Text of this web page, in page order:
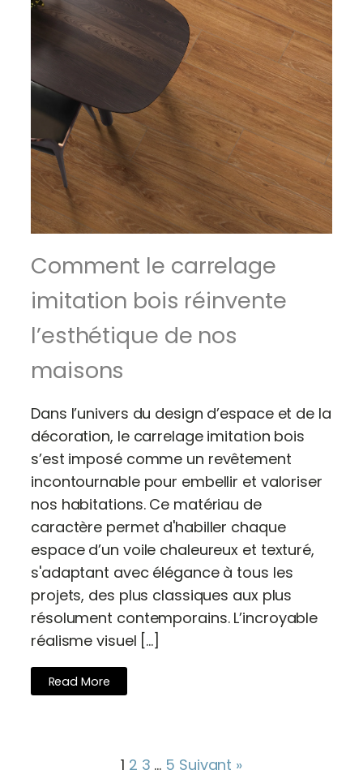
Comment le carrelage
imitation bois réinvente
l’esthétique de nos
maisons
Dans l’univers du design d’espace et de la
décoration, le carrelage imitation bois
s’est imposé comme un revêtement
incontournable pour embellir et valoriser
nos habitations. Ce matériau de
caractère permet d'habiller chaque
espace d’un voile chaleureux et texturé,
s'adaptant avec élégance à tous les
projets, des plus classiques aux plus
résolument contemporains. L’incroyable
réalisme visuel […]
Read More
1 2 3 … 5 Suivant »